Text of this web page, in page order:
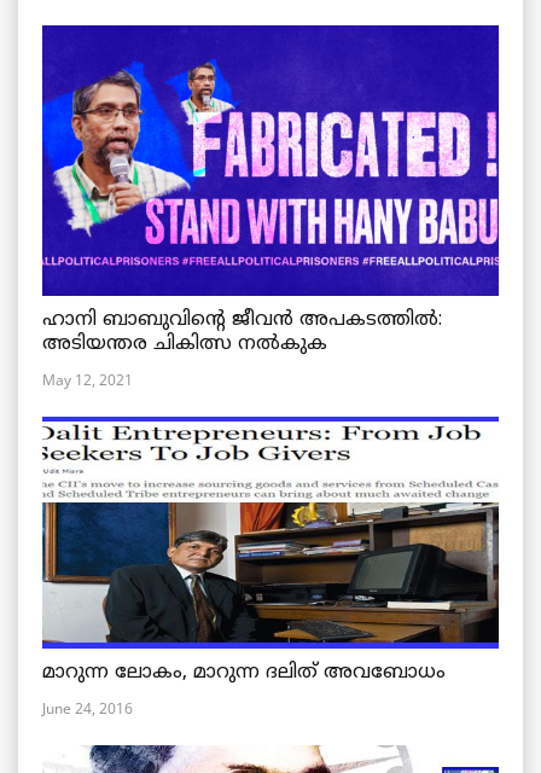
ഹാനി ബാബുവിന്റെ ജീവൻ അപകടത്തിൽ:
അടിയന്തര ചികിത്സ നൽകുക
May 12, 2021
മാറുന്ന ലോകം, മാറുന്ന ദലിത് അവബോധം
June 24, 2016